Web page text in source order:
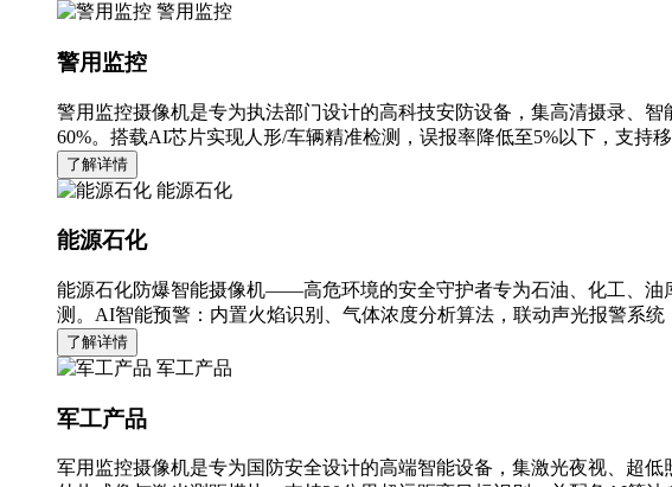
警用监控
警用监控
警用监控摄像机是专为执法部门设计的高科技安防设备，集高清摄录、
60%。搭载AI芯片实现人形/车辆精准检测，误报率降低至5%以下，支持
了解详情
能源石化
能源石化
能源石化防爆智能摄像机——高危环境的安全守护者专为石油、化工、油
测。AI智能预警：内置火焰识别、气体浓度分析算法，联动声光报警系
了解详情
军工产品
军工产品
军用监控摄像机是专为国防安全设计的高端智能设备，集激光夜视、超